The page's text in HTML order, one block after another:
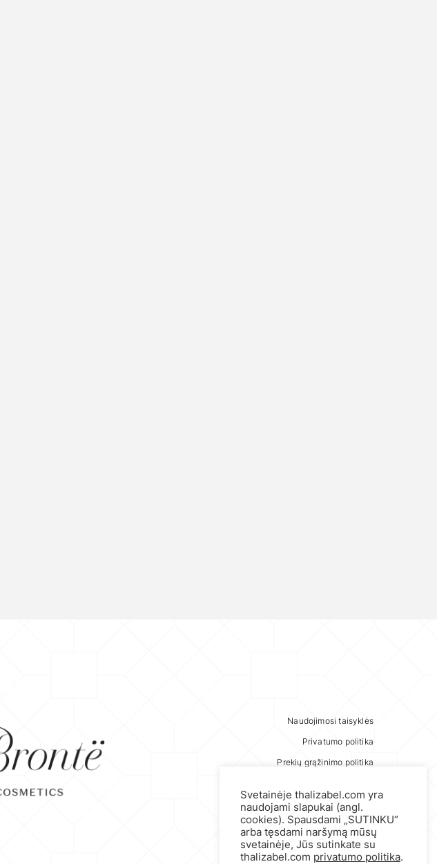
Naudojimosi taisyklės
Privatumo politika
Prekių grąžinimo politika
Svetainėje thalizabel.com yra
naudojami slapukai (angl.
cookies). Spausdami „SUTINKU“
arba tęsdami naršymą mūsų
svetainėje, Jūs sutinkate su
thalizabel.com privatumo politika.